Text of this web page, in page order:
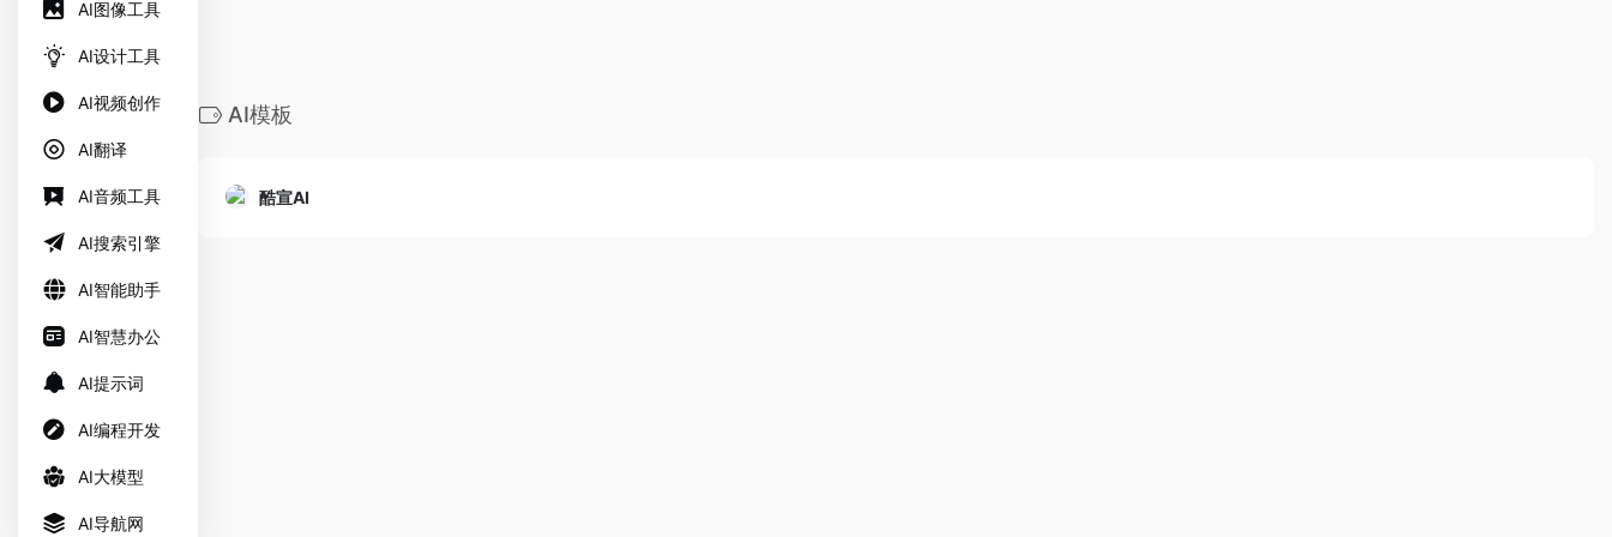
AI图像工具
AI设计工具
AI视频创作
AI翻译
AI音频工具
AI搜索引擎
AI智能助手
AI智慧办公
AI提示词
AI编程开发
AI大模型
AI导航网
AI模板
酷宣AI